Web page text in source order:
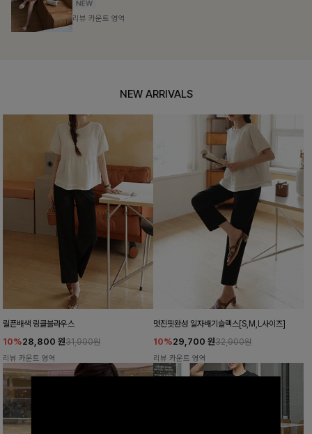
리뷰 카운트 영역
NEW ARRIVALS
릴픈배색 링클블라우스
10%28,800 원31,900원
리뷰 카운트 영역
멋진핏완성 일자배기슬랙스[S,M,L사이즈]
10%29,700 원32,900원
리뷰 카운트 영역